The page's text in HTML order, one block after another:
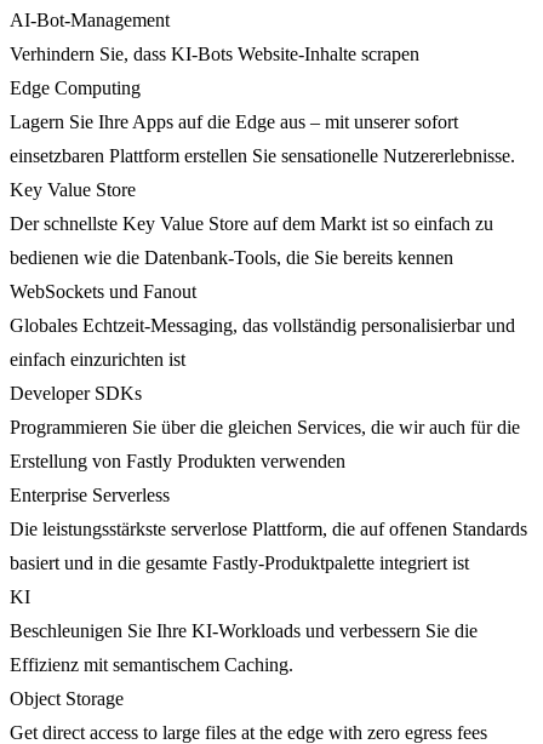
AI-Bot-Management
Verhindern Sie, dass KI-Bots Website-Inhalte scrapen
Edge Computing
Lagern Sie Ihre Apps auf die Edge aus – mit unserer sofort
einsetzbaren Plattform erstellen Sie sensationelle Nutzererlebnisse.
Key Value Store
Der schnellste Key Value Store auf dem Markt ist so einfach zu
bedienen wie die Datenbank-Tools, die Sie bereits kennen
WebSockets und Fanout
Globales Echtzeit-Messaging, das vollständig personalisierbar und
einfach einzurichten ist
Developer SDKs
Programmieren Sie über die gleichen Services, die wir auch für die
Erstellung von Fastly Produkten verwenden
Enterprise Serverless
Die leistungsstärkste serverlose Plattform, die auf offenen Standards
basiert und in die gesamte Fastly-Produktpalette integriert ist
KI
Beschleunigen Sie Ihre KI-Workloads und verbessern Sie die
Effizienz mit semantischem Caching.
Object Storage
Get direct access to large files at the edge with zero egress fees